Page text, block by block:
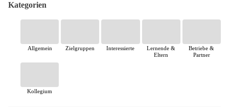
Kategorien
Allgemein Zielgruppen Interessierte
Lernende &
Eltern
Betriebe &
Partner
Kollegium